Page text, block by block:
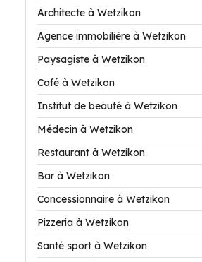
Architecte à Wetzikon
Agence immobilière à Wetzikon
Paysagiste à Wetzikon
Café à Wetzikon
Institut de beauté à Wetzikon
Médecin à Wetzikon
Restaurant à Wetzikon
Bar à Wetzikon
Concessionnaire à Wetzikon
Pizzeria à Wetzikon
Santé sport à Wetzikon